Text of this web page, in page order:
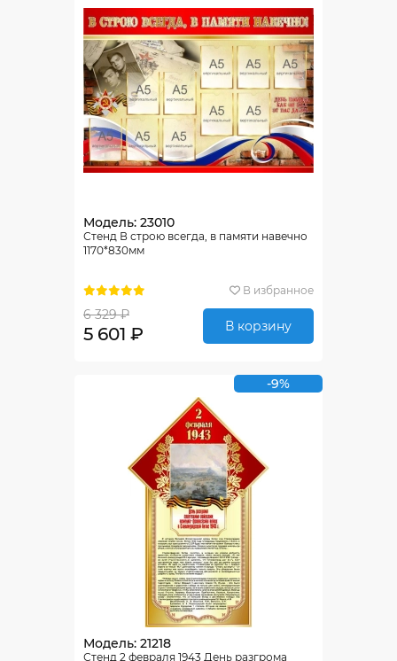
Модель: 23010
Стенд В строю всегда, в памяти навечно
1170*830мм
В избранное
6 329 ₽
5 601 ₽ В корзину
-9%
Модель: 21218
Стенд 2 февраля 1943 День разгрома